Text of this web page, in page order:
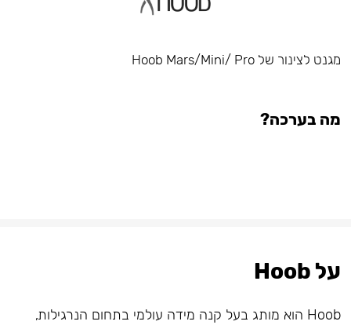
מגנט לצינור של Hoob Mars/Mini/ Pro
מה בערכה?
על Hoob
Hoob הוא מותג בעל קנה מידה עולמי בתחום הנרגילות,